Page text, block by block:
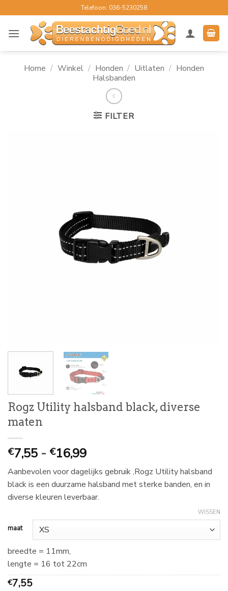
naar
inhoud
Telefoon: 036-5230258
Home / Winkel / Honden / Uitlaten / Honden
Halsbanden
FILTER
Rogz Utility halsband black, diverse
maten
€7,55 - €16,99Prijsklasse:
€
7,55
tot
€
Aanbevolen voor dagelijks gebruik ,Rogz Utility halsband
black is een duurzame halsband met sterke banden, en in
diverse kleuren leverbaar.
maat
WISSEN
breedte = 11mm,
lengte = 16 tot 22cm
€7,55